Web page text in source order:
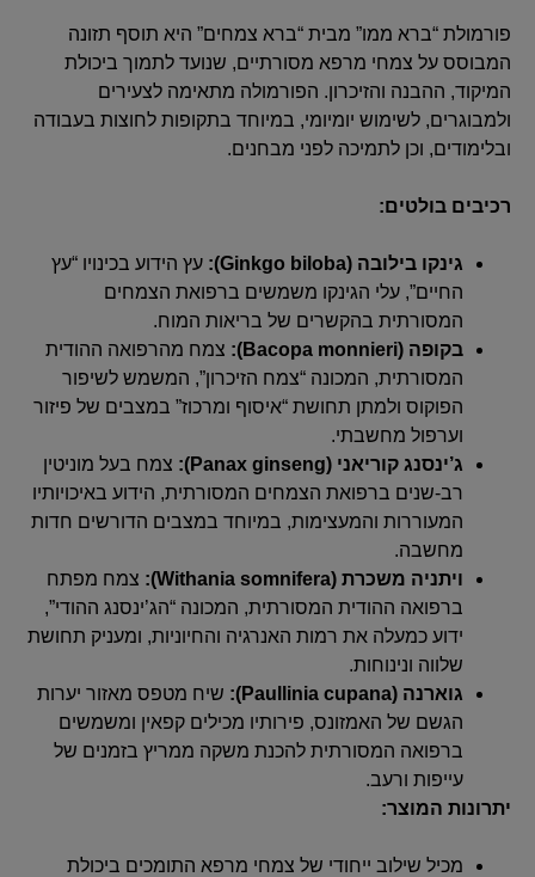
פורמולת “ברא ממו” מבית “ברא צמחים” היא תוסף תזונה
המבוסס על צמחי מרפא מסורתיים, שנועד לתמוך ביכולת
המיקוד, ההבנה והזיכרון. הפורמולה מתאימה לצעירים
ולמבוגרים, לשימוש יומיומי, במיוחד בתקופות לחוצות בעבודה
ובלימודים, וכן לתמיכה לפני מבחנים.
רכיבים בולטים:
גינקו בילובה (Ginkgo biloba):
עץ הידוע בכינויו “עץ
החיים”, עלי הגינקו משמשים ברפואת הצמחים
המסורתית בהקשרים של בריאות המוח.
בקופה (Bacopa monnieri):
צמח מהרפואה ההודית
המסורתית, המכונה “צמח הזיכרון”, המשמש לשיפור
הפוקוס ולמתן תחושת “איסוף ומרכוז” במצבים של פיזור
וערפול מחשבתי.
ג’ינסנג קוריאני (Panax ginseng):
צמח בעל מוניטין
רב-שנים ברפואת הצמחים המסורתית, הידוע באיכויותיו
המעוררות והמעצימות, במיוחד במצבים הדורשים חדות
מחשבה.
ויתניה משכרת (Withania somnifera):
צמח מפתח
ברפואה ההודית המסורתית, המכונה “הג’ינסנג ההודי”,
ידוע כמעלה את רמות האנרגיה והחיוניות, ומעניק תחושת
שלווה ונינוחות.
גוארנה (Paullinia cupana):
שיח מטפס מאזור יערות
הגשם של האמזונס, פירותיו מכילים קפאין ומשמשים
ברפואה המסורתית להכנת משקה ממריץ בזמנים של
עייפות ורעב.
יתרונות המוצר:
מכיל שילוב ייחודי של צמחי מרפא התומכים ביכולת